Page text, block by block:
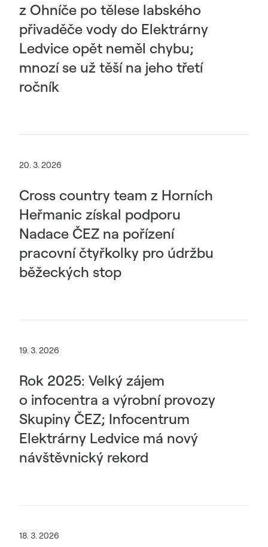
z Ohníče po tělese labského
přivaděče vody do Elektrárny
Ledvice opět neměl chybu;
mnozí se už těší na jeho třetí
ročník
20. 3. 2026
Cross country team z Horních
Heřmanic získal podporu
Nadace ČEZ na pořízení
pracovní čtyřkolky pro údržbu
běžeckých stop
19. 3. 2026
Rok 2025: Velký zájem
o infocentra a výrobní provozy
Skupiny ČEZ; Infocentrum
Elektrárny Ledvice má nový
návštěvnický rekord
18. 3. 2026